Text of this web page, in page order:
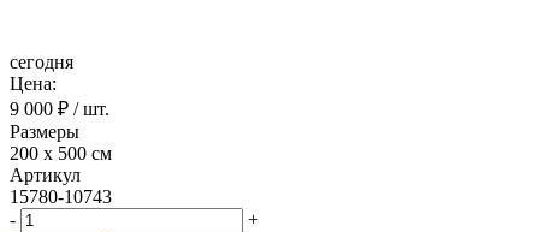
сегодня
Цена:
9 000 ₽ / шт.
Размеры
200 х 500 см
Артикул
15780-10743
-
+